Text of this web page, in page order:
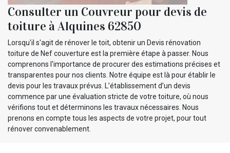
Consulter un Couvreur pour devis de
toiture à Alquines 62850
Lorsqu'il s'agit de rénover le toit, obtenir un Devis rénovation
toiture de Nef couverture est la première étape à passer. Nous
comprenons l'importance de procurer des estimations précises et
transparentes pour nos clients. Notre équipe est là pour établir le
devis pour les travaux prévus. L’établissement d’un devis
commence par une évaluation stricte de votre toiture, où nous
vérifions tout et déterminons les travaux nécessaires. Nous
prenons en compte tous les aspects de votre projet, pour tout
rénover convenablement.